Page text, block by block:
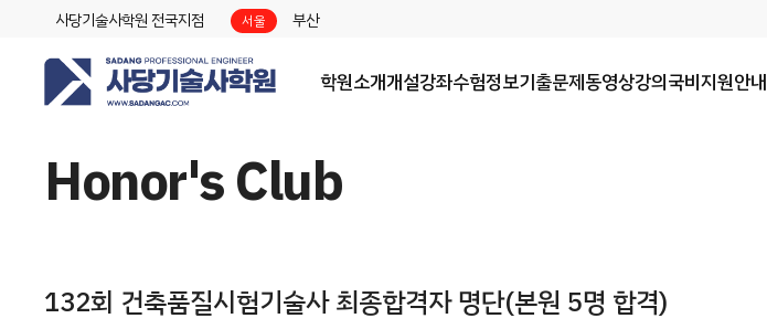
사당기술사학원 전국지점 서울 부산
학원소개개설강좌수험정보기출문제동영상강의국비지원안내
Honor's Club
132회 건축품질시험기술사 최종합격자 명단(본원 5명 합격)